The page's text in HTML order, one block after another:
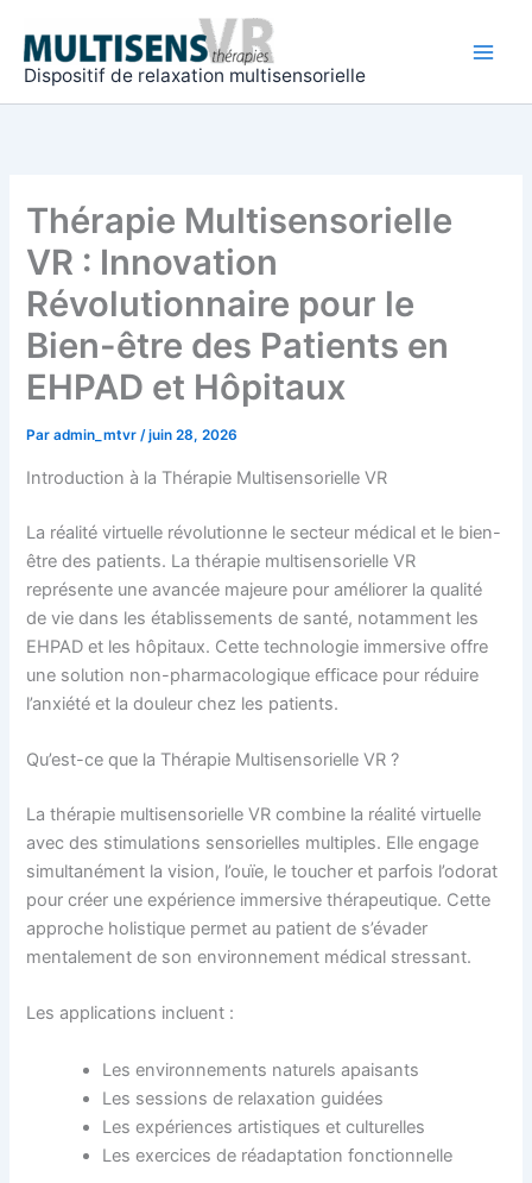
contenu
Dispositif de relaxation multisensorielle
Thérapie Multisensorielle
VR : Innovation
Révolutionnaire pour le
Bien-être des Patients en
EHPAD et Hôpitaux
Paradmin_mtvr/juin 28, 2026
Introduction à la Thérapie Multisensorielle VR
La réalité virtuelle révolutionne le secteur médical et le bien-
être des patients. La thérapie multisensorielle VR
représente une avancée majeure pour améliorer la qualité
de vie dans les établissements de santé, notamment les
EHPAD et les hôpitaux. Cette technologie immersive offre
une solution non-pharmacologique efficace pour réduire
l’anxiété et la douleur chez les patients.
Qu’est-ce que la Thérapie Multisensorielle VR ?
La thérapie multisensorielle VR combine la réalité virtuelle
avec des stimulations sensorielles multiples. Elle engage
simultanément la vision, l’ouïe, le toucher et parfois l’odorat
pour créer une expérience immersive thérapeutique. Cette
approche holistique permet au patient de s’évader
mentalement de son environnement médical stressant.
Les applications incluent :
Les environnements naturels apaisants
Les sessions de relaxation guidées
Les expériences artistiques et culturelles
Les exercices de réadaptation fonctionnelle